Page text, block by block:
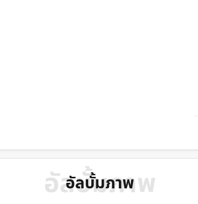
อัลบั้มภาพ
อัลบั้มภาพ